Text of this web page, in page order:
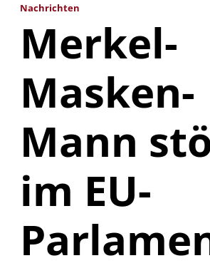
Nachrichten
Merkel-
Masken-
Mann
im EU-